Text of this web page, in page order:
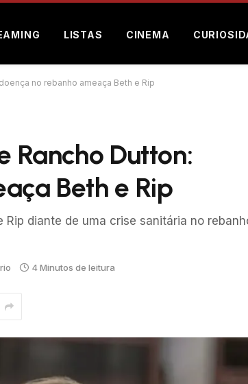
LISTAS CINEMA
no rebanho ameaça Beth e Rip
Rancho Dutton:
Beth e Rip
diante de uma crise sanitária no
4 Minutos de leitura